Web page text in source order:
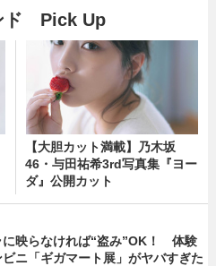
ド Pick Up
【大胆カット満載】乃木坂
46・与田祐希3rd写真集『ヨー
ダ』公開カット
に映らなければ“盗み”OK！ 体験
ニ「ギガマート展」がヤバすぎた